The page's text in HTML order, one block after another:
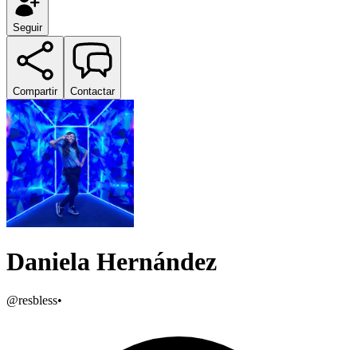
Seguir
Compartir Contactar
Daniela Hernández
@resbless•